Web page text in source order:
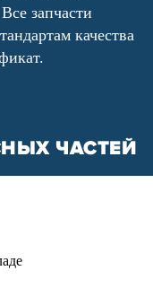
запчасти
качества
ЧАСТЕЙ